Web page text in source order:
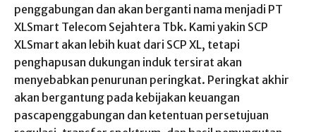
penggabungan dan akan berganti nama menjadi PT
XLSmart Telecom Sejahtera Tbk. Kami yakin SCP
XLSmart akan lebih kuat dari SCP XL, tetapi
penghapusan dukungan induk tersirat akan
menyebabkan penurunan peringkat. Peringkat akhir
akan bergantung pada kebijakan keuangan
pascapenggabungan dan ketentuan persetujuan